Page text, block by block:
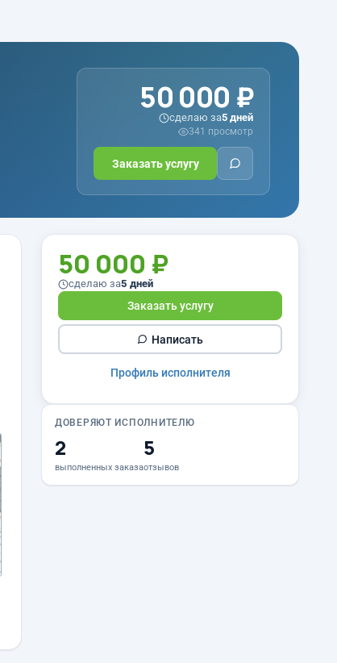
50 000 ₽
сделаю за5 дней
341 просмотр
Заказать услугу
50 000 ₽
сделаю за5 дней
Заказать услугу
Написать
Профиль исполнителя
ДОВЕРЯЮТ ИСПОЛНИТЕЛЮ
2
выполненных заказа
5
отзывов